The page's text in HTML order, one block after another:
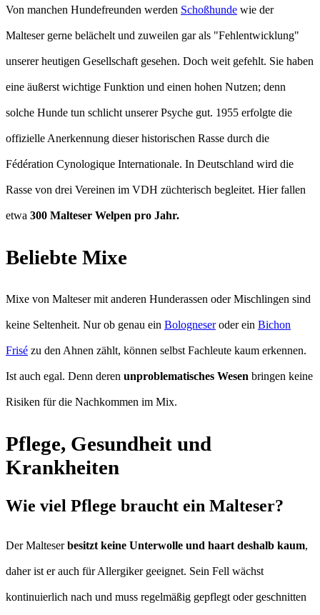
Von manchen Hundefreunden werden Schoßhunde wie der
Malteser gerne belächelt und zuweilen gar als "Fehlentwicklung"
unserer heutigen Gesellschaft gesehen. Doch weit gefehlt. Sie haben
eine äußerst wichtige Funktion und einen hohen Nutzen; denn
solche Hunde tun schlicht unserer Psyche gut. 1955 erfolgte die
offizielle Anerkennung dieser historischen Rasse durch die
Fédération Cynologique Internationale. In Deutschland wird die
Rasse von drei Vereinen im VDH züchterisch begleitet. Hier fallen
etwa 300 Malteser Welpen pro Jahr.
Beliebte Mixe
Mixe von Malteser mit anderen Hunderassen oder Mischlingen sind
keine Seltenheit. Nur ob genau ein Bologneseroder ein Bichon
Frisé zu den Ahnen zählt, können selbst Fachleute kaum erkennen.
Ist auch egal. Denn deren unproblematisches Wesen bringen keine
Risiken für die Nachkommen im Mix.
Pflege, Gesundheit und
Krankheiten
Wie viel Pflege braucht ein Malteser?
Der Malteserbesitzt keine Unterwolle und haart deshalb kaum,
daher ist er auch für Allergiker geeignet. Sein Fell wächst
kontinuierlich nach und muss regelmäßig gepflegt oder geschnitten